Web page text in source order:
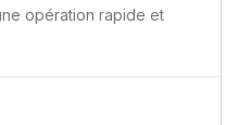
opération rapide et